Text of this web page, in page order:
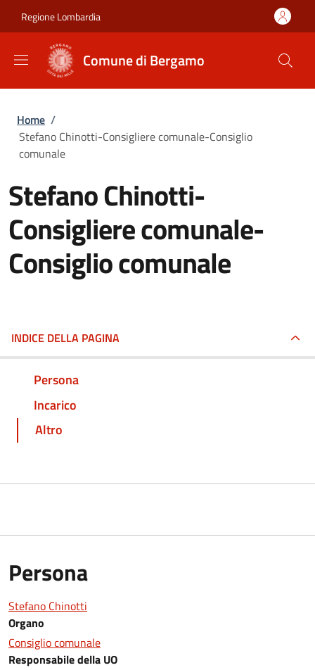
Regione Lombardia
Comune di Bergamo
Briciole di pane
Home /
Stefano Chinotti-Consigliere comunale-Consiglio
comunale
Stefano Chinotti-
Consigliere comunale-
Consiglio comunale
INDICE DELLA PAGINA
Persona
Incarico
Altro
Persona
Stefano Chinotti
Organo
Consiglio comunale
Responsabile della UO